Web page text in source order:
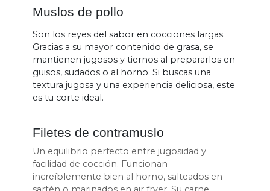
Muslos de pollo
Son los reyes del sabor en cocciones largas.
Gracias a su mayor contenido de grasa, se
mantienen jugosos y tiernos al prepararlos en
guisos, sudados o al horno. Si buscas una
textura jugosa y una experiencia deliciosa, este
es tu corte ideal.
Filetes de contramuslo
Un equilibrio perfecto entre jugosidad y
facilidad de cocción. Funcionan
increíblemente bien al horno, salteados en